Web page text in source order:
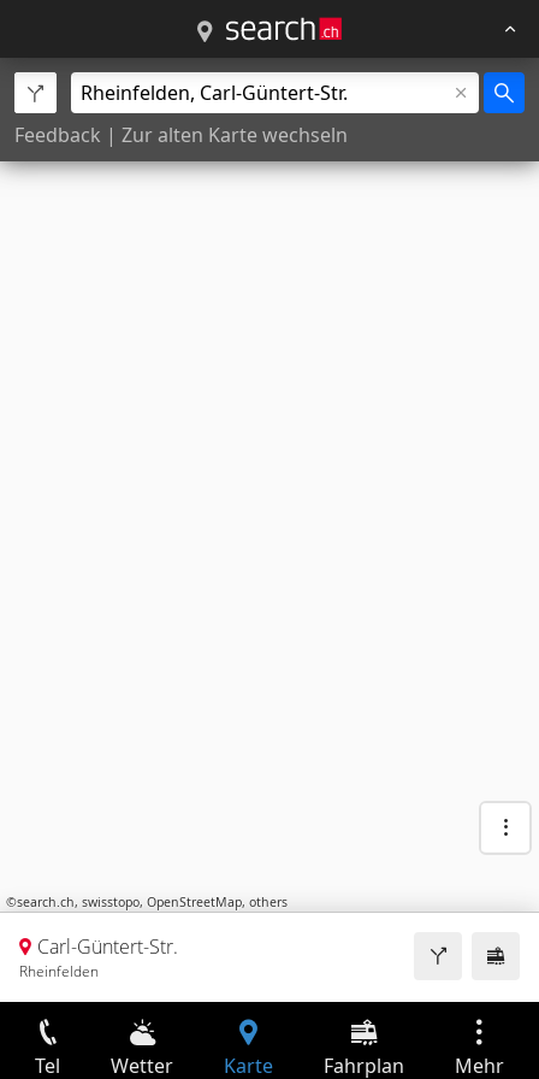
Feedback | Zur alten Karte wechseln
©search.ch, swisstopo, OpenStreetMap, others
Carl-Güntert-Str.
Rheinfelden
Tel Wetter Karte Fahrplan Mehr